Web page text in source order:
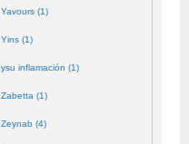
Yavours (1)
Yins (1)
ysu inflamación (1)
Zabetta (1)
Zeynab (4)